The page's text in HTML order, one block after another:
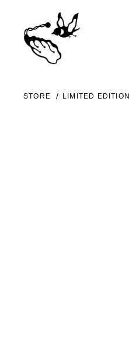
STORE LIMITED EDITION